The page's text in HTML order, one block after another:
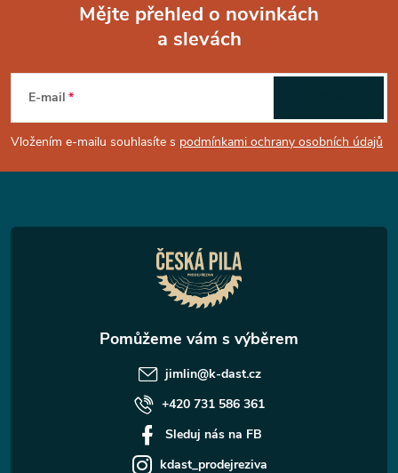
p
a
t
Mějte přehled o novinkách
a slevách
E-mail
Vložením e-mailu souhlasíte s podmínkami ochrany osobních údajů
jimlin@k-dast.cz
+420 731 586 361
Sleduj nás na FB
kdast_prodejreziva